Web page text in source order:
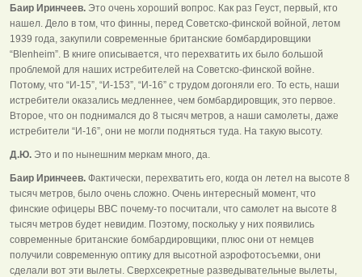
Баир Иринчеев. Это очень хороший вопрос. Как раз Геуст, первый, кто
нашел. Дело в том, что финны, перед Советско-финской войной, летом
1939 года, закупили современные британские бомбардировщики
“Blenheim”. В книге описывается, что перехватить их было большой
проблемой для наших истребителей на Советско-финской войне.
Потому, что “И-15”, “И-153”, “И-16” с трудом догоняли его. То есть, наши
истребители оказались медленнее, чем бомбардировщик, это первое.
Второе, что он поднимался до 8 тысяч метров, а наши самолеты, даже
истребители “И-16”, они не могли подняться туда. На такую высоту.
Д.Ю. Это и по нынешним меркам много, да.
Баир Иринчеев. Фактически, перехватить его, когда он летел на высоте 8
тысяч метров, было очень сложно. Очень интересный момент, что
финские офицеры ВВС почему-то посчитали, что самолет на высоте 8
тысяч метров будет невидим. Поэтому, поскольку у них появились
современные британские бомбардировщики, плюс они от немцев
получили современную оптику для высотной аэрофотосъемки, они
сделали вот эти вылеты. Сверхсекретные разведывательные вылеты,